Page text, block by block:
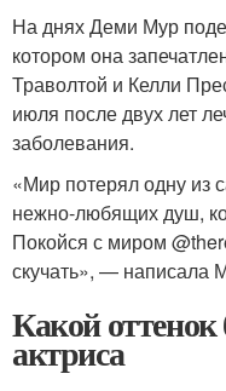
На днях Деми Мур
котором она
Траволтой и Келли
июля после двух лет
заболевания.
«Мир потерял одну из
нежно-любящих душ,
Покойся с миром
скучать», — написала
Какой
актриса